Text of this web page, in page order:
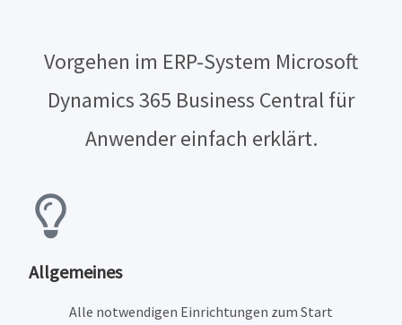
Vorgehen im ERP-System Microsoft
Dynamics 365 Business Central für
Anwender einfach erklärt.
Allgemeines
Alle notwendigen Einrichtungen zum Start